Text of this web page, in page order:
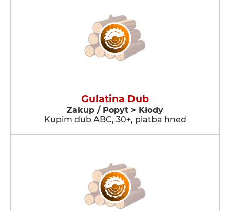
Gulatina Dub
Zakup / Popyt > Kłody
Kupim dub ABC, 30+, platba hned